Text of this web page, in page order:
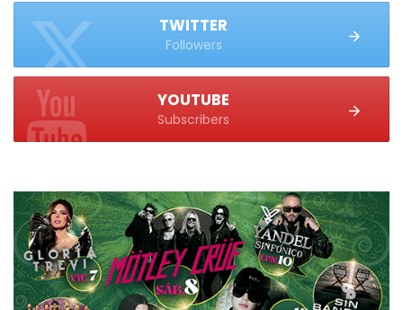
TWITTER
Followers
YOUTUBE
Subscribers